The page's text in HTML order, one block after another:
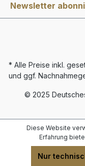
Newsletter
* Alle Preise inkl.
und ggf.
© 2025
Diese Website
Erfahrung
Nur